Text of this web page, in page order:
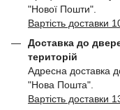
"Нової Пошти".
Вартість доставки
Доставка до
територій
Адресна доставка
"Нова Пошта".
Вартість доставки